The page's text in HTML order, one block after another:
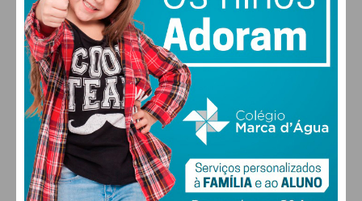
DOM SEG TER QUA
FARMACIAS DE SERVIÇO EM PAÇOS DE